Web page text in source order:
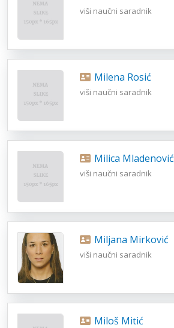
viši naučni saradnik
Milena Rosić
viši naučni saradnik
Milica Mladenović
viši naučni saradnik
Miljana Mirković
viši naučni saradnik
Miloš Mitić